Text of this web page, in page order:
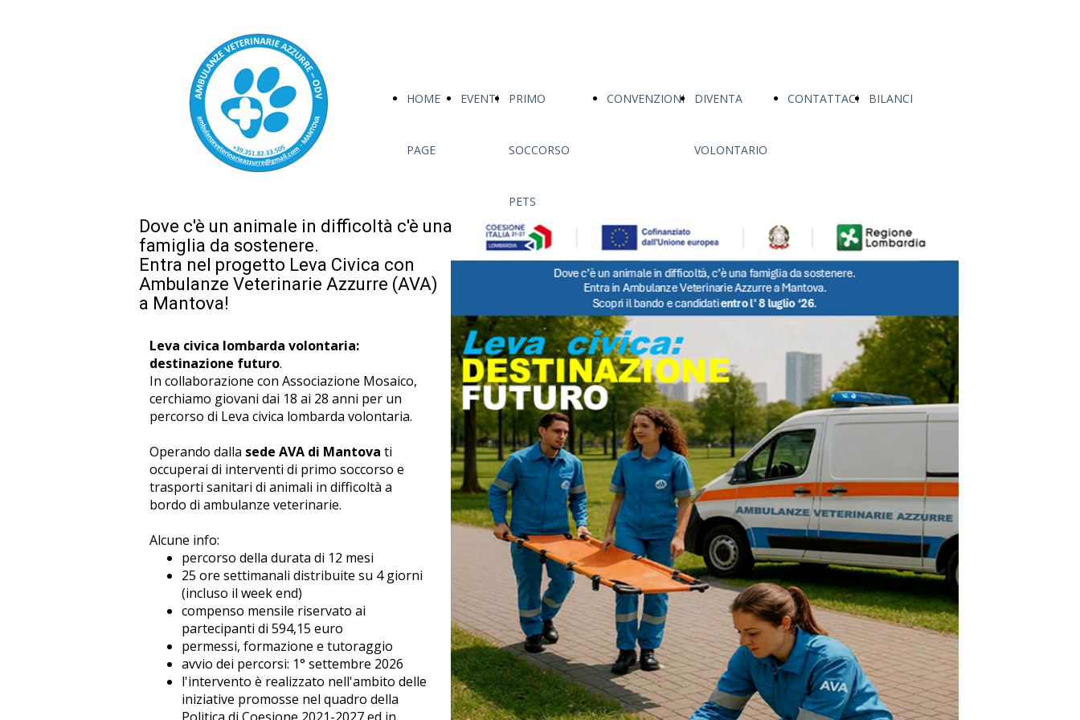
HOME
PAGE
EVENTI PRIMO
SOCCORSO
PETS
CONVENZIONI DIVENTA
VOLONTARIO
CONTATTACI BILANCI
Dove c'è un animale in difficoltà c'è una
famiglia da sostenere.
Entra nel progetto Leva Civica con
Ambulanze Veterinarie Azzurre (AVA)
a Mantova!
Leva civica lombarda volontaria:
destinazione futuro.
In collaborazione con Associazione Mosaico,
cerchiamo giovani dai 18 ai 28 anni per un
percorso di Leva civica lombarda volontaria.
Operando dalla sede AVA di Mantova ti
occuperai di interventi di primo soccorso e
trasporti sanitari di animali in difficoltà a
bordo di ambulanze veterinarie.
Alcune info:
percorso della durata di 12 mesi
25 ore settimanali distribuite su 4 giorni
(incluso il week end)
compenso mensile riservato ai
partecipanti di 594,15 euro
permessi, formazione e tutoraggio
avvio dei percorsi: 1° settembre 2026
l'intervento è realizzato nell'ambito delle
iniziative promosse nel quadro della